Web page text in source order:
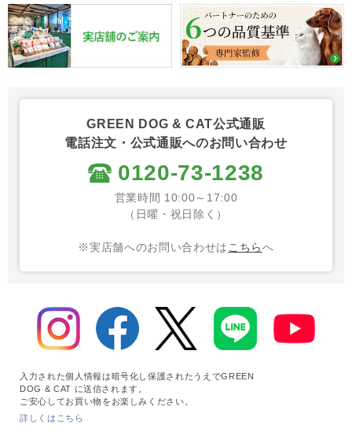
GREEN DOG & CAT公式通販
電話注文・公式通販へのお問い合わせ
0120-73-1238
営業時間 10:00～17:00
（日曜・祝日除く）
※実店舗へのお問い合わせは こちらへ
入力された個人情報は暗号化し保護されたうえでGREEN
DOG & CAT に送信されます。
ご安心してお買い物をお楽しみください。
詳しくはこちら